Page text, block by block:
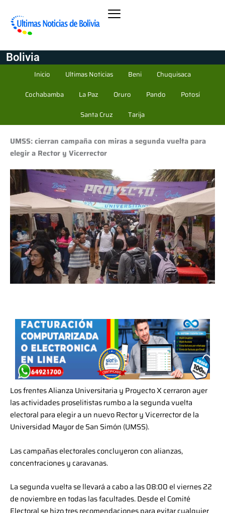
Bolivia
Inicio Ultimas Noticias Beni
Chuquisaca
Cochabamba
La Paz Oruro Pando
Potosí
Santa Cruz
Tarija
UMSS: cierran campaña con miras a segunda vuelta para
elegir a Rector y Vicerrector
Los frentes Alianza Universitaria y Proyecto X cerraron ayer
las actividades proselitistas rumbo a la segunda vuelta
electoral para elegir a un nuevo Rector y Vicerrector de la
Universidad Mayor de San Simón (UMSS).
Las campañas electorales concluyeron con alianzas,
concentraciones y caravanas.
La segunda vuelta se llevará a cabo a las 08:00 el viernes 22
de noviembre en todas las facultades. Desde el Comité